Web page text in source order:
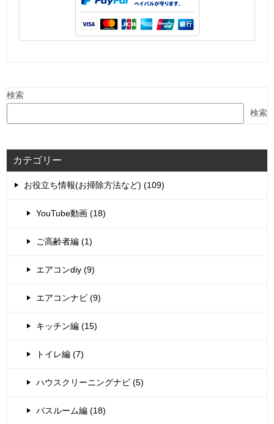
検索
検索
カテゴリー
お役立ち情報(お掃除方法など) (109)
YouTube動画 (18)
ご高齢者編 (1)
エアコンdiy (9)
エアコンナビ (9)
キッチン編 (15)
トイレ編 (7)
ハウスクリーニングナビ (5)
バスルーム編 (18)